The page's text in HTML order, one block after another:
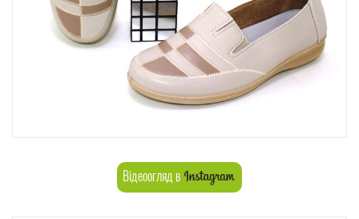
Відеоогляд в